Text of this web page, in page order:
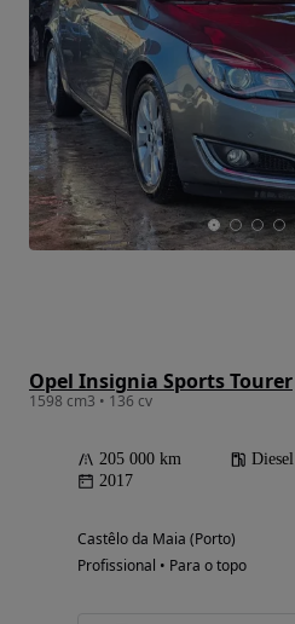
Opel Insignia Sports Tourer
1598 cm3 • 136 cv
205 000 km Diesel
2017
Castêlo da Maia (Porto)
Profissional • Para o topo